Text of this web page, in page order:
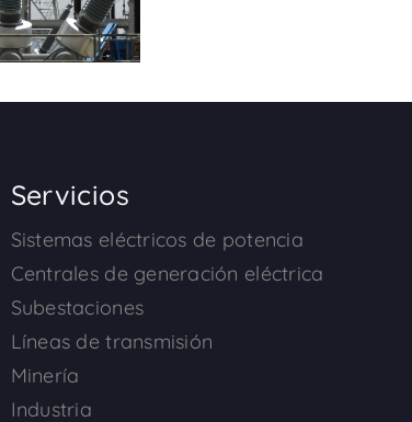
Servicios
Sistemas eléctricos de potencia
Centrales de generación eléctrica
Subestaciones
Líneas de transmisión
Minería
Industria